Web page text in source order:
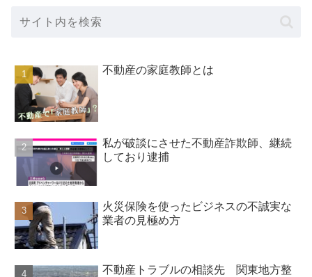
不動産の家庭教師とは
私が破談にさせた不動産詐欺師、継続
しており逮捕
火災保険を使ったビジネスの不誠実な
業者の見極め方
不動産トラブルの相談先 関東地方整